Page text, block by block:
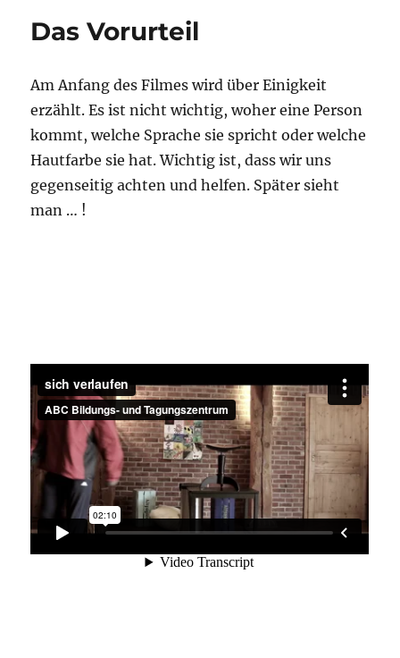
Das Vorurteil
Am Anfang des Filmes wird über Einigkeit
erzählt. Es ist nicht wichtig, woher eine Person
kommt, welche Sprache sie spricht oder welche
Hautfarbe sie hat. Wichtig ist, dass wir uns
gegenseitig achten und helfen. Später sieht
man … !